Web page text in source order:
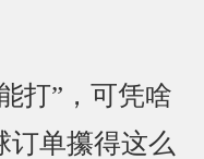
”，可凭啥
订单攥得这么